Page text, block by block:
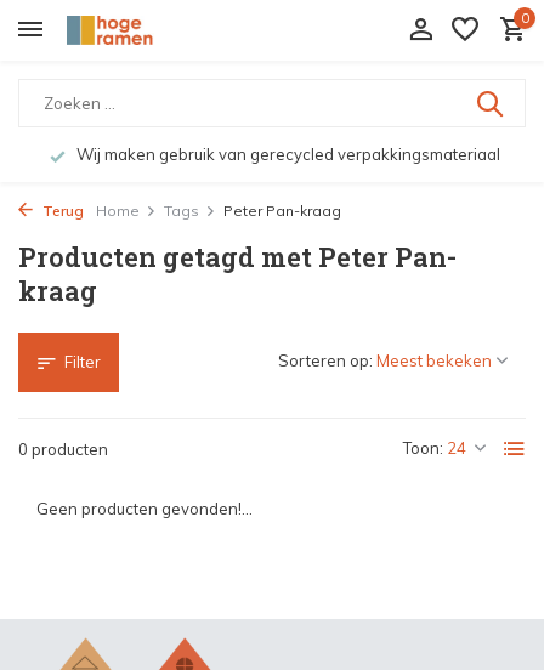
0
Wij maken gebruik van gerecycled verpakkingsmateriaal
Terug Home Tags Peter Pan-kraag
Producten getagd met Peter Pan-
kraag
Filter
0 producten Toon:
Sorteren op:
Geen producten gevonden!...